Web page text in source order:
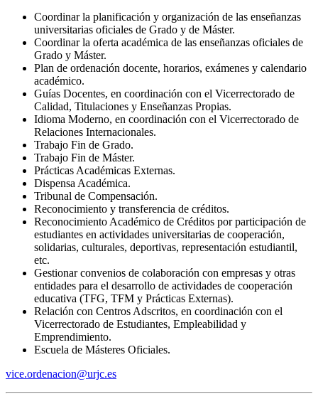
Coordinar la planificación y organización de las enseñanzas
universitarias oficiales de Grado y de Máster.
Coordinar la oferta académica de las enseñanzas oficiales de
Grado y Máster.
Plan de ordenación docente, horarios, exámenes y calendario
académico.
Guías Docentes, en coordinación con el Vicerrectorado de
Calidad, Titulaciones y Enseñanzas Propias.
Idioma Moderno, en coordinación con el Vicerrectorado de
Relaciones Internacionales.
Trabajo Fin de Grado.
Trabajo Fin de Máster.
Prácticas Académicas Externas.
Dispensa Académica.
Tribunal de Compensación.
Reconocimiento y transferencia de créditos.
Reconocimiento Académico de Créditos por participación de
estudiantes en actividades universitarias de cooperación,
solidarias, culturales, deportivas, representación estudiantil,
etc.
Gestionar convenios de colaboración con empresas y otras
entidades para el desarrollo de actividades de cooperación
educativa (TFG, TFM y Prácticas Externas).
Relación con Centros Adscritos, en coordinación con el
Vicerrectorado de Estudiantes, Empleabilidad y
Emprendimiento.
Escuela de Másteres Oficiales.
vice.ordenacion@urjc.es